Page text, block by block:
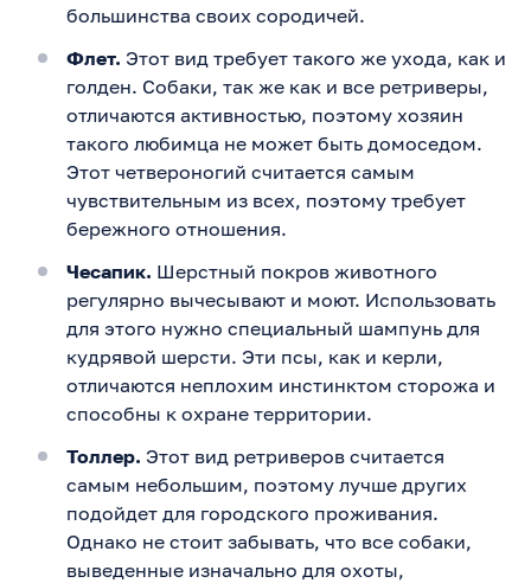
большинства своих сородичей.
Флет. Этот вид требует такого же ухода, как и
голден. Собаки, так же как и все ретриверы,
отличаются активностью, поэтому хозяин
такого любимца не может быть домоседом.
Этот четвероногий считается самым
чувствительным из всех, поэтому требует
бережного отношения.
Чесапик. Шерстный покров животного
регулярно вычесывают и моют. Использовать
для этого нужно специальный шампунь для
кудрявой шерсти. Эти псы, как и керли,
отличаются неплохим инстинктом сторожа и
способны к охране территории.
Толлер. Этот вид ретриверов считается
самым небольшим, поэтому лучше других
подойдет для городского проживания.
Однако не стоит забывать, что все собаки,
выведенные изначально для охоты,